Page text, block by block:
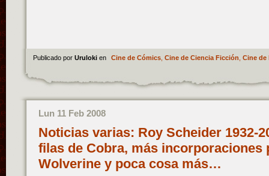
Publicado por Uruloki en Cine de Cómics, Cine de Ciencia Ficción Cine de
Lun 11 Feb 2008
Noticias varias: Roy Scheider 1932-
filas de Cobra, más incorporaciones
Wolverine y poca cosa más…